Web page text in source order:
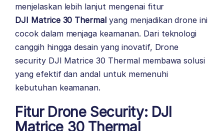
menjelaskan lebih lanjut mengenai fitur
DJI Matrice 30 Thermal yang menjadikan drone ini
cocok dalam menjaga keamanan. Dari teknologi
canggih hingga desain yang inovatif, Drone
security DJI Matrice 30 Thermal membawa solusi
yang efektif dan andal untuk memenuhi
kebutuhan keamanan.
Fitur Drone Security: DJI
Matrice 30 Thermal